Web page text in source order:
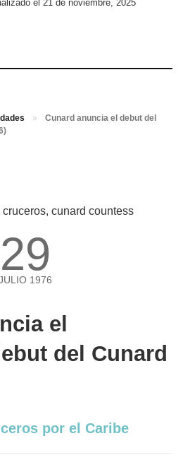
el 21 de noviembre, 2025
»
Cunard anuncia el debut del
29
1976
el
del Cunard
por el Caribe